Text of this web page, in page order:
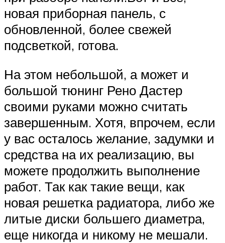
новая приборная панель, с
обновленной, более свежей
подсветкой, готова.
На этом небольшой, а может и
большой тюнинг Рено Дастер
своими руками можно считать
завершенным. Хотя, впрочем, если
у вас осталось желание, задумки и
средства на их реализацию, вы
можете продолжить выполнение
работ. Так как такие вещи, как
новая решетка радиатора, либо же
литые диски большего диаметра,
еще никогда и никому не мешали.